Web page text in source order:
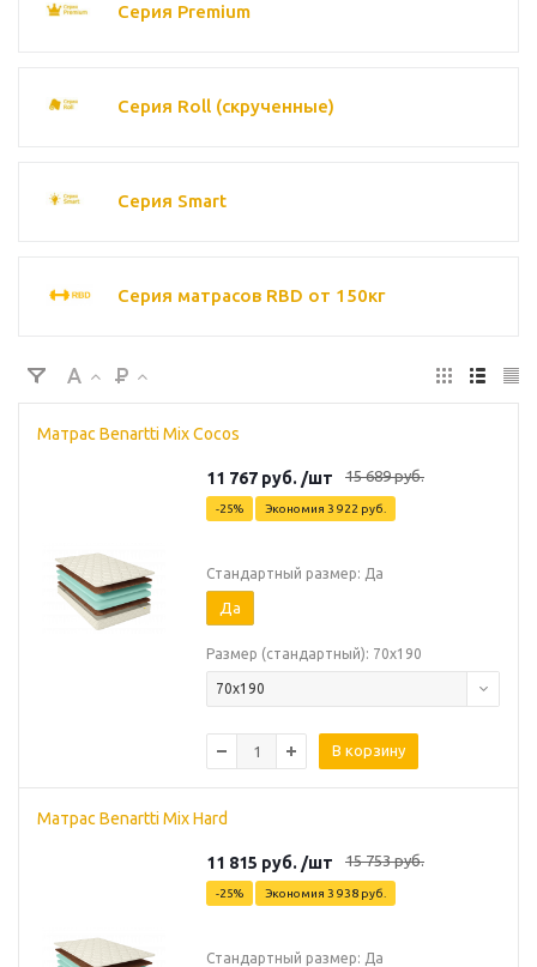
Серия Premium
Серия Roll (скрученные)
Серия Smart
Серия матрасов RBD от 150кг
Матрас Benartti Mix Cocos
11 767 руб. /шт 15 689руб.
-25% Экономия 3 922 руб.
Стандартный размер: Да
Да
Размер (стандартный): 70х190
70х190
В корзину
Матрас Benartti Mix Hard
11 815 руб. /шт 15 753руб.
-25% Экономия 3 938 руб.
Стандартный размер: Да